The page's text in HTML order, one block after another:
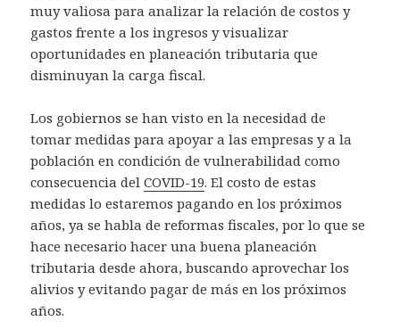
muy valiosa para analizar la relación de costos y
gastos frente a los ingresos y visualizar
oportunidades en planeación tributaria que
disminuyan la carga fiscal.
Los gobiernos se han visto en la necesidad de
tomar medidas para apoyar a las empresas y a la
población en condición de vulnerabilidad como
consecuencia delCOVID-19. El costo de estas
medidas lo estaremos pagando en los próximos
años, ya se habla de reformas fiscales, por lo que se
hace necesario hacer una buena planeación
tributaria desde ahora, buscando aprovechar los
alivios y evitando pagar de más en los próximos
años.